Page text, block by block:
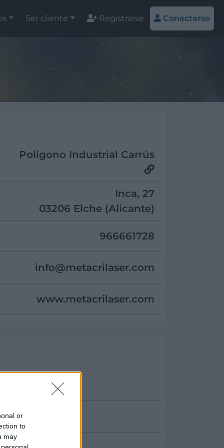
or
to
may
Ser cliente Registrarse Conectarse
Polígono Industrial Carrús
Inca, 27
03206 Elche (Alicante)
966661728
info@metacrilaser.com
www.metacrilaser.com